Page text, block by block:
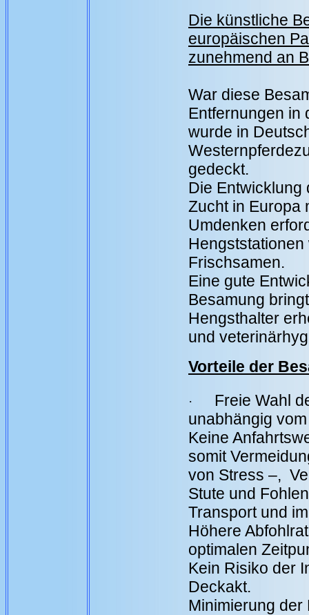
Die künstliche
europäischen
zunehmend an
War diese
Entfernungen in
wurde in
gedeckt.
Die Entwicklung
Zucht in Europa
Umdenken
Frischsamen.
Eine gute
Besamung
Hengsthalter
und
Vorteile der
·
Freie Wahl
unabhängig
Keine
somit
von Stress –,
Stute und
Transport und
Höhere
optimalen
Kein Risiko der
Deckakt.
Minimierung